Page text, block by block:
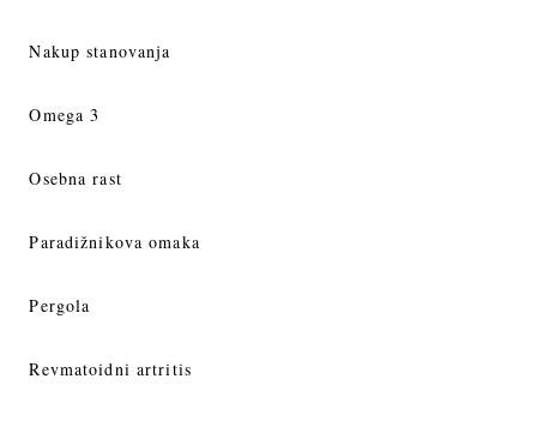
Nakup stanovanja
Omega 3
Osebna rast
Paradižnikova omaka
Pergola
Revmatoidni artritis